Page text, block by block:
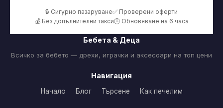
🔒 Сигурно пазаруване✅ Проверени оферти
💰 Без допълнителни такси🕒 Обновяване на 6 часа
Бебета & Деца
Всичко за бебето — дрехи, играчки и аксесоари на топ цени
Навигация
Начало Блог Търсене Как печелим